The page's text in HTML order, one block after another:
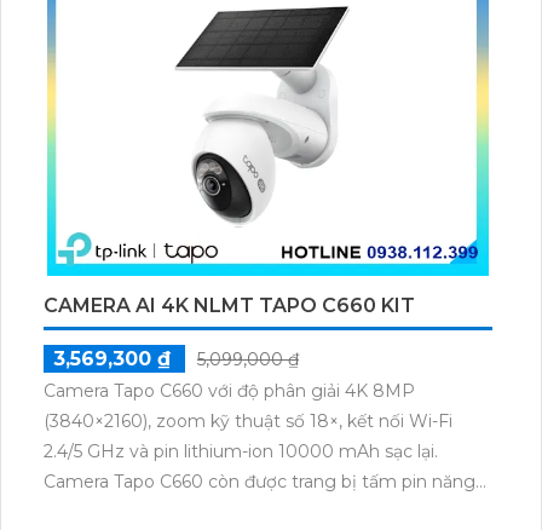
CAMERA AI 4K NLMT TAPO C660 KIT
3,569,300 ₫
5,099,000 ₫
Camera Tapo C660 với độ phân giải 4K 8MP
(3840×2160), zoom kỹ thuật số 18×, kết nối Wi-Fi
2.4/5 GHz và pin lithium-ion 10000 mAh sạc lại.
Camera Tapo C660 còn được trang bị tấm pin năng